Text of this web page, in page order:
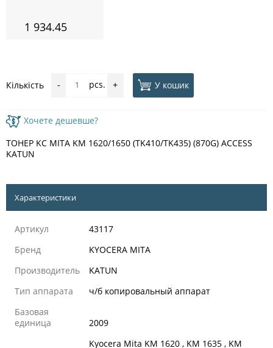
1 934.45
Кількість - pcs. + У кошик
Хочете дешевше?
ТОНЕР KC MITA KM 1620/1650 (TK410/TK435) (870G) ACCESS
KATUN
Характеристики
Артикул
43117
Бренд
KYOCERA MITA
Производитель
KATUN
Тип аппарата
ч/б копировальный аппарат
Базовая
единица
2009
Kyocera Mita KM 1620 , KM 1635 , KM